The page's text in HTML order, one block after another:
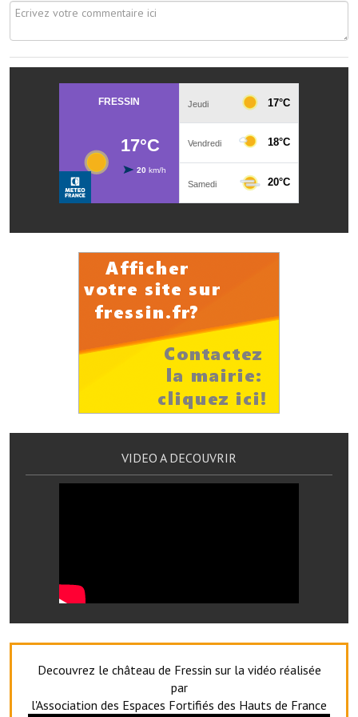
Les réseaux partenaires
L'association des maires
L'office de tourisme
Le conseil départemental
Services publics intercommunaux
Affaires scolaires, CCAS
France services
France Renov
Déchets ménagers, tri sélectif, encombrants
Services publics communaux
Démarches administratives
Urbanisme
Bibliothèque
Commerces et professions libérales
VIDEO A DECOUVRIR
Decouvrez le château de Fressin sur la vidéo réalisée
par
l'Association des Espaces Fortifiés des Hauts de France